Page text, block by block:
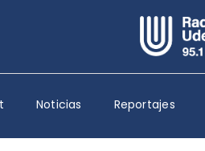
Escuchar Radio
Quiénes
Noticias Reportajes